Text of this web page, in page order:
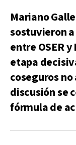
Mariano
sostuvieron
entre OSER
etapa
coseguros
discusión se
fórmula de